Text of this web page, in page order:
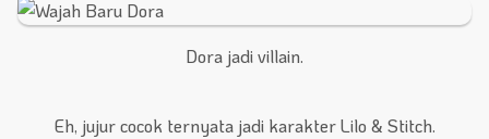
Dora jadi villain.
Eh, jujur cocok ternyata jadi karakter Lilo & Stitch.